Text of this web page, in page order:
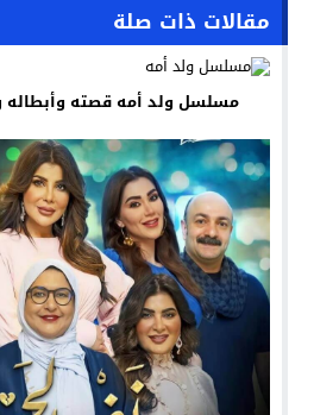
مقالات ذات صلة
مسلسل ولد أمه قصته وأبطاله